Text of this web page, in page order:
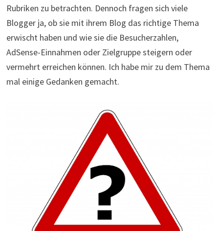
Rubriken zu betrachten. Dennoch fragen sich viele
Blogger ja, ob sie mit ihrem Blog das richtige Thema
erwischt haben und wie sie die Besucherzahlen,
AdSense-Einnahmen oder Zielgruppe steigern oder
vermehrt erreichen können. Ich habe mir zu dem Thema
mal einige Gedanken gemacht.